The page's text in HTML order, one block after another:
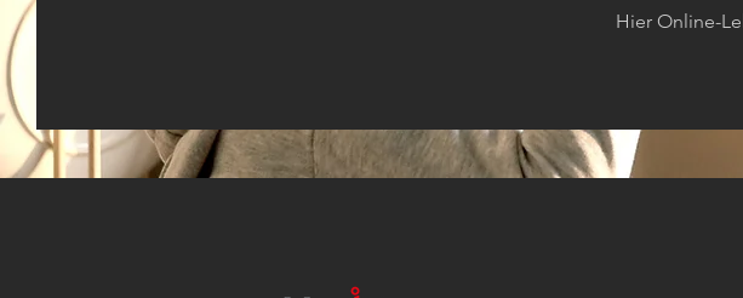
Hier Online-